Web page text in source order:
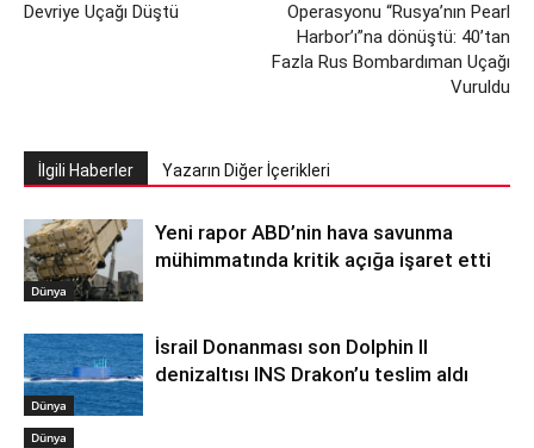
Devriye Uçağı Düştü
Operasyonu “Rusya’nın Pearl
Harbor’ı”na dönüştü: 40’tan
Fazla Rus Bombardıman Uçağı
Vuruldu
İlgili Haberler Yazarın Diğer İçerikleri
Dünya
Yeni rapor ABD’nin hava savunma
mühimmatında kritik açığa işaret etti
Dünya
İsrail Donanması son Dolphin II
denizaltısı INS Drakon’u teslim aldı
Dünya